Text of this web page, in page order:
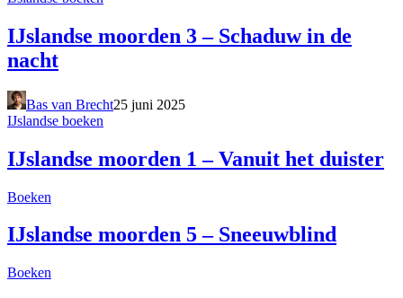
IJslandse moorden 3 – Schaduw in de
nacht
Bas van Brecht25 juni 2025
IJslandse boeken
IJslandse moorden 1 – Vanuit het duister
Boeken
IJslandse moorden 5 – Sneeuwblind
Boeken